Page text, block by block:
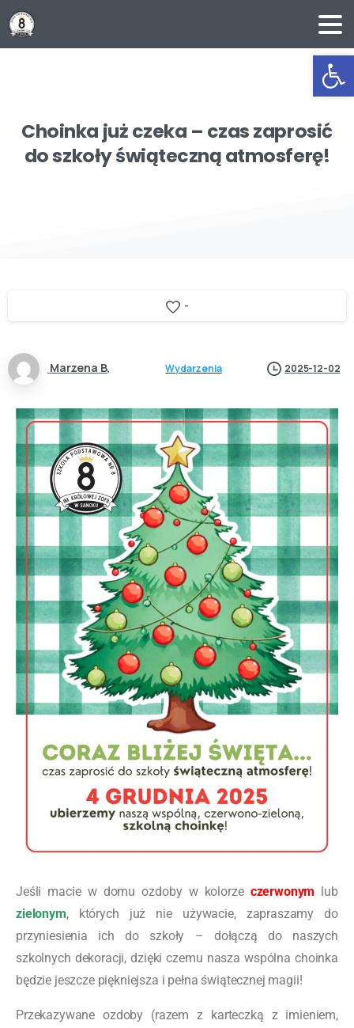
Choinka jużczeka – czaszaprosić
doszkołyświątecznąatmosferę!
-
Marzena B, Wydarzenia 2025-12-02
Jeśli macie w domu ozdoby w kolorze czerwonym lub
zielonym, których już nie używacie, zapraszamy do
przyniesienia ich do szkoły – dołączą do naszych
szkolnych dekoracji, dzięki czemu nasza wspólna choinka
będzie jeszcze piękniejsza i pełna świątecznej magii!
Przekazywane ozdoby (razem z karteczką z imieniem,